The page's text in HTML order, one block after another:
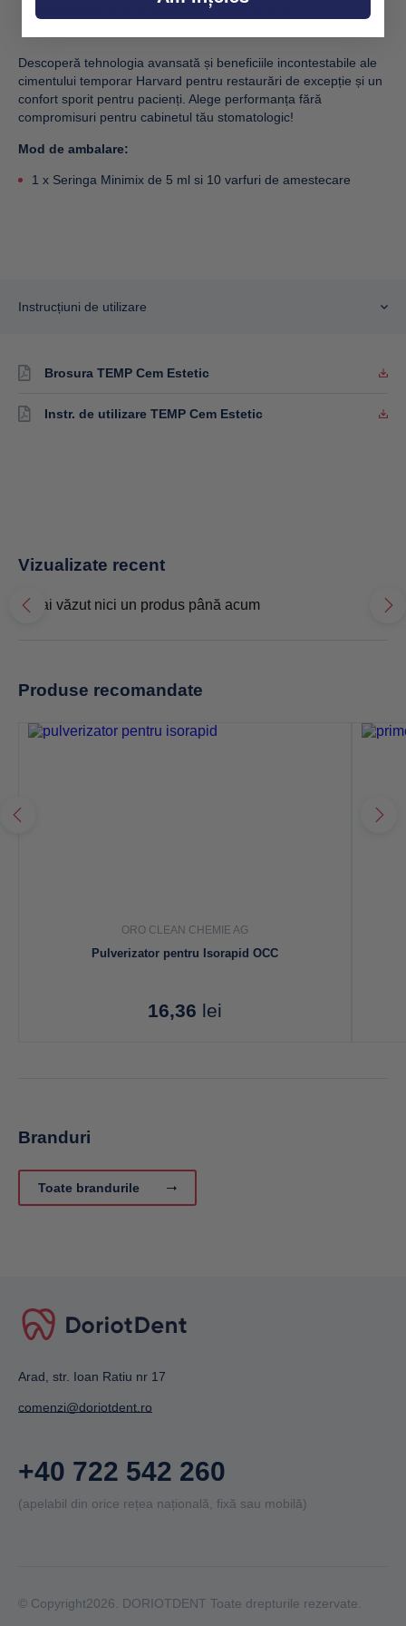
economisind timp și optimizând fluxul de lucru.
Descoperă tehnologia avansată și beneficiile incontestabile ale
cimentului temporar Harvard pentru restaurări de excepție și un
confort sporit pentru pacienți. Alege performanța fără
compromisuri pentru cabinetul tău stomatologic!
Mod de ambalare:
1 x Seringa Minimix de 5 ml si 10 varfuri de amestecare
Instrucțiuni de utilizare
Brosura TEMP Cem Estetic
Instr. de utilizare TEMP Cem Estetic
Vizualizate recent
Nu ai văzut nici un produs până acum
Produse recomandate
ORO CLEAN CHEMIE AG
Pulverizator pentru Isorapid OCC
16,36 lei
Branduri
Toate brandurile
Arad, str. Ioan Ratiu nr 17
comenzi@doriotdent.ro
+40 722 542 260
(apelabil din orice rețea națională, fixă sau mobilă)
© Copyright2026. DORIOTDENT Toate drepturile rezervate.